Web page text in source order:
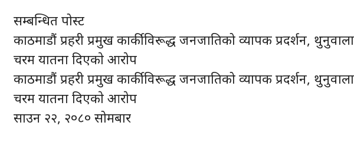
सम्बन्धित पोस्ट
काठमाडौं प्रहरी प्रमुख कार्कीविरूद्ध जनजातिको व्यापक प्रदर्शन,
चरम यातना दिएकाे आराेप
काठमाडौं प्रहरी प्रमुख कार्कीविरूद्ध जनजातिको व्यापक प्रदर्शन,
चरम यातना दिएकाे आराेप
साउन २२, २०८० सोमबार